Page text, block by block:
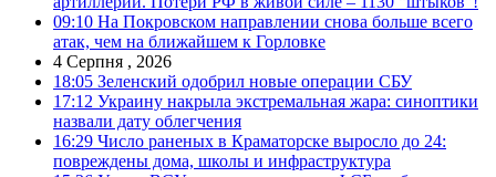
09:10 На Покровском направлении снова больше всего
атак, чем на ближайшем к Горловке
4 Серпня , 2026
18:05 Зеленский одобрил новые операции СБУ
17:12 Украину накрыла экстремальная жара: синоптики
назвали дату облегчения
16:29 Число раненых в Краматорске выросло до 24:
повреждены дома, школы и инфраструктура